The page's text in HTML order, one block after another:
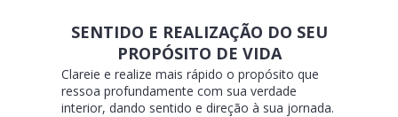
SENTIDO E REALIZAÇÃO DO SEU
PROPÓSITO DE VIDA
Clareie e realize mais rápido o propósito que
ressoa profundamente com sua verdade
interior, dando sentido e direção à sua jornada.